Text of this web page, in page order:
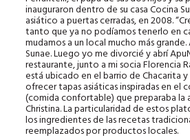
inauguraron dentro de su casa Cocina
asiático a puertas cerradas, en 2008.
tanto que ya no podíamos tenerlo en
mudamos a un local mucho más
Sunae. Luego yo me divorcié y abrí
restaurante, junto a mi socia Florencia
está ubicado en el barrio de Chacarita
ofrecer tapas asiáticas inspiradas en
(comida confortable) que preparaba la
Christina. La particularidad de estos
los ingredientes de las recetas
reemplazados por productos locales.